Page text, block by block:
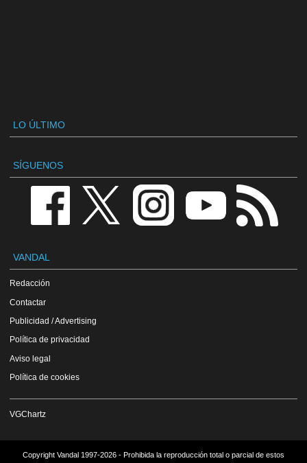
LO ÚLTIMO
SÍGUENOS
VANDAL
Redacción
Contactar
Publicidad / Advertising
Política de privacidad
Aviso legal
Política de cookies
VGChartz
Copyright Vandal 1997-2026 - Prohibida la reproducción total o parcial de estos